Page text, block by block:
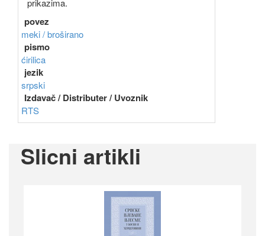
prikazima.
povez
meki / broširano
pismo
ćirilica
jezik
srpski
Izdavač / Distributer / Uvoznik
RTS
Slicni artikli